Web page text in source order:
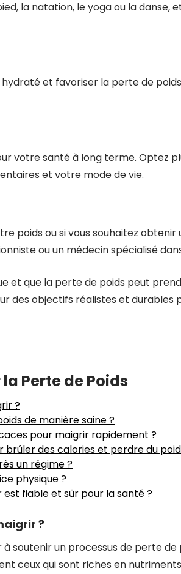
la natation, le yoga ou la danse,
et favoriser la perte de
votre santé à long terme. Optez
et votre mode de vie.
poids ou si vous souhaitez
ou un médecin spécialisé
et que la perte de poids peut
des objectifs réalistes et durables
Perte de Poids
?
de manière saine ?
pour maigrir rapidement ?
brûler des calories et perdre du
un régime ?
physique ?
fiable et sûr pour la santé ?
?
soutenir un processus de perte de
ceux qui sont riches en